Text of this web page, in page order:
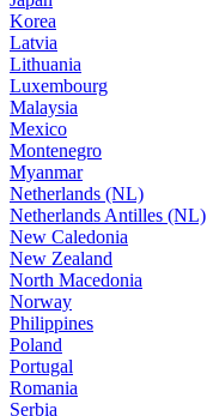
Korea
Latvia
Lithuania
Luxembourg
Malaysia
Mexico
Montenegro
Myanmar
Netherlands (NL)
Netherlands Antilles (NL)
New Caledonia
New Zealand
North Macedonia
Norway
Philippines
Poland
Portugal
Romania
Serbia